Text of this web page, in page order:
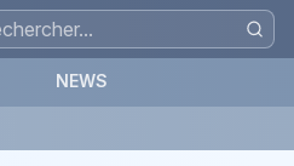
NEWS